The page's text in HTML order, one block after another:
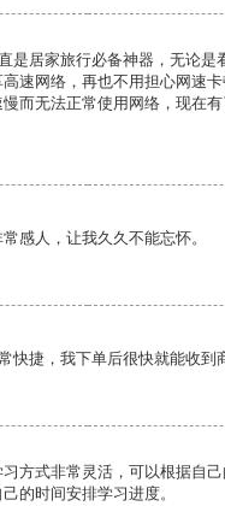
是居家旅行必备神器，无论是
速网络，再也不用担心网速
而无法正常使用网络，现在
感人，让我久久不能忘怀。
快捷，我下单后很快就能收到
方式非常灵活，可以根据自
的时间安排学习进度。